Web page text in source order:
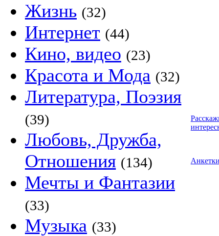
Жизнь (32)
Интернет (44)
Кино, видео (23)
Красота и Мода (32)
Литература, Поэзия
(39)
Любовь, Дружба,
Отношения (134)
Мечты и Фантазии
(33)
Музыка (33)